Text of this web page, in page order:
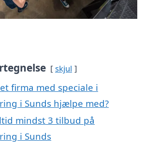
skjul
firma med speciale i
i Sunds hjælpe med?
mindst 3 tilbud på
i Sunds